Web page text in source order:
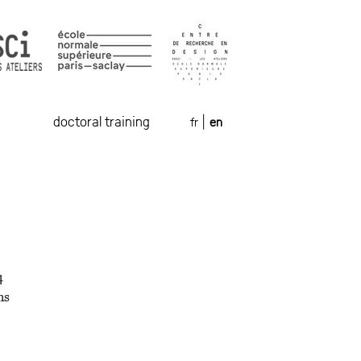
doctoral training fr en